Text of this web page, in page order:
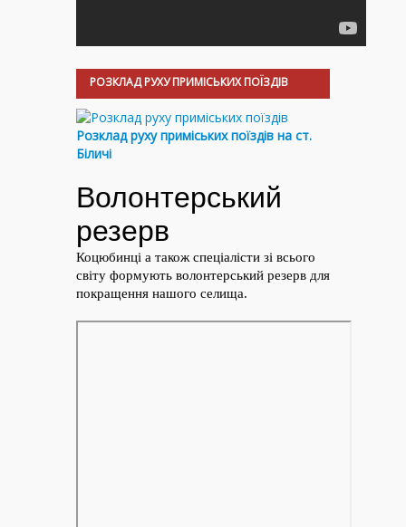
РОЗКЛАД РУХУ ПРИМІСЬКИХ ПОЇЗДІВ
Розклад руху приміських поїздів на ст.
Біличі